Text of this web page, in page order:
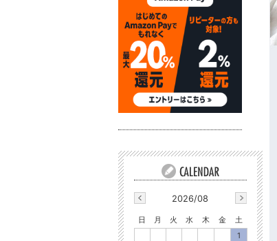
2026/08
日 月 火 水 木 金
土
1